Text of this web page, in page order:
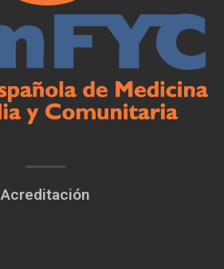
Acreditación